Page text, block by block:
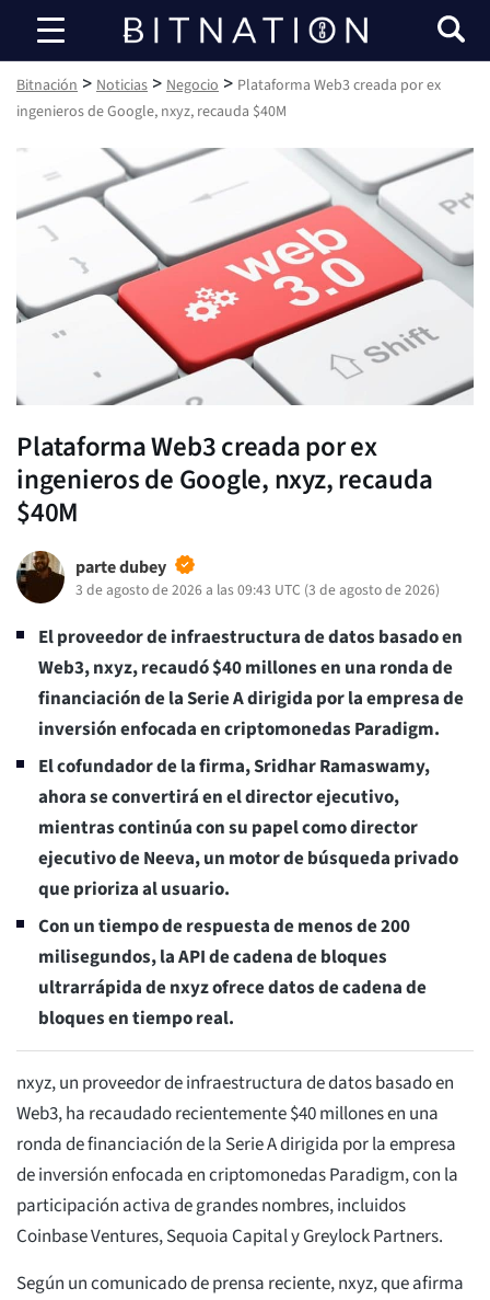
Bitnación
Bitnación > Noticias > Negocio > Plataforma Web3 creada por ex
ingenieros de Google, nxyz, recauda $40M
Plataforma Web3 creada por ex
ingenieros de Google, nxyz, recauda
$40M
parte dubey
3 de agosto de 2026 a las 09:43 UTC (3 de agosto de 2026)
El proveedor de infraestructura de datos basado en
Web3, nxyz, recaudó $40 millones en una ronda de
financiación de la Serie A dirigida por la empresa de
inversión enfocada en criptomonedas Paradigm.
El cofundador de la firma, Sridhar Ramaswamy,
ahora se convertirá en el director ejecutivo,
mientras continúa con su papel como director
ejecutivo de Neeva, un motor de búsqueda privado
que prioriza al usuario.
Con un tiempo de respuesta de menos de 200
milisegundos, la API de cadena de bloques
ultrarrápida de nxyz ofrece datos de cadena de
bloques en tiempo real.
nxyz, un proveedor de infraestructura de datos basado en
Web3, ha recaudado recientemente $40 millones en una
ronda de financiación de la Serie A dirigida por la empresa
de inversión enfocada en criptomonedas Paradigm, con la
participación activa de grandes nombres, incluidos
Coinbase Ventures, Sequoia Capital y Greylock Partners.
Según un comunicado de prensa reciente, nxyz, que afirma